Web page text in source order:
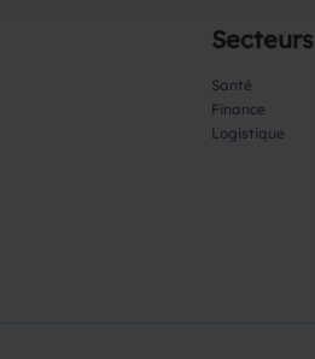
Secteurs
Santé
Finance
Logistique